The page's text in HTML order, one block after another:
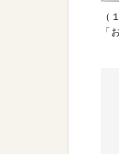
（
「